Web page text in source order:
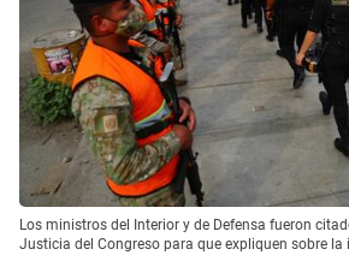
Los ministros del Interior y de Defensa fueron
Justicia del Congreso para que expliquen sobre la